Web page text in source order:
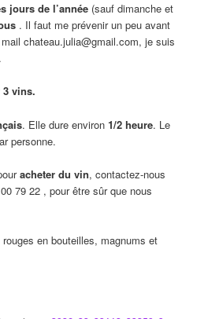
jours de l’année (sauf dimanche et
. Il faut me prévenir un peu avant
chateau.julia@gmail.com, je suis
3 vins.
. Elle dure environ1/2 heure. Le
personne.
acheter du vin, contactez-nous
79 22 , pour être sûr que nous
en bouteilles, magnums et